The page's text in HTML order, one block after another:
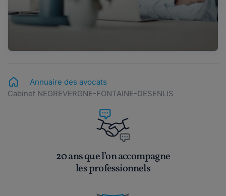
Annuaire des avocats
Cabinet NEGREVERGNE-FONTAINE-DESENLIS
20 ans que l’on accompagne
les professionnels